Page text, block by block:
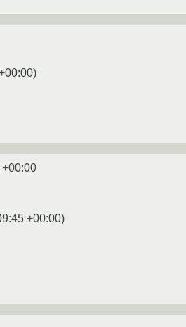
)
+00:00)